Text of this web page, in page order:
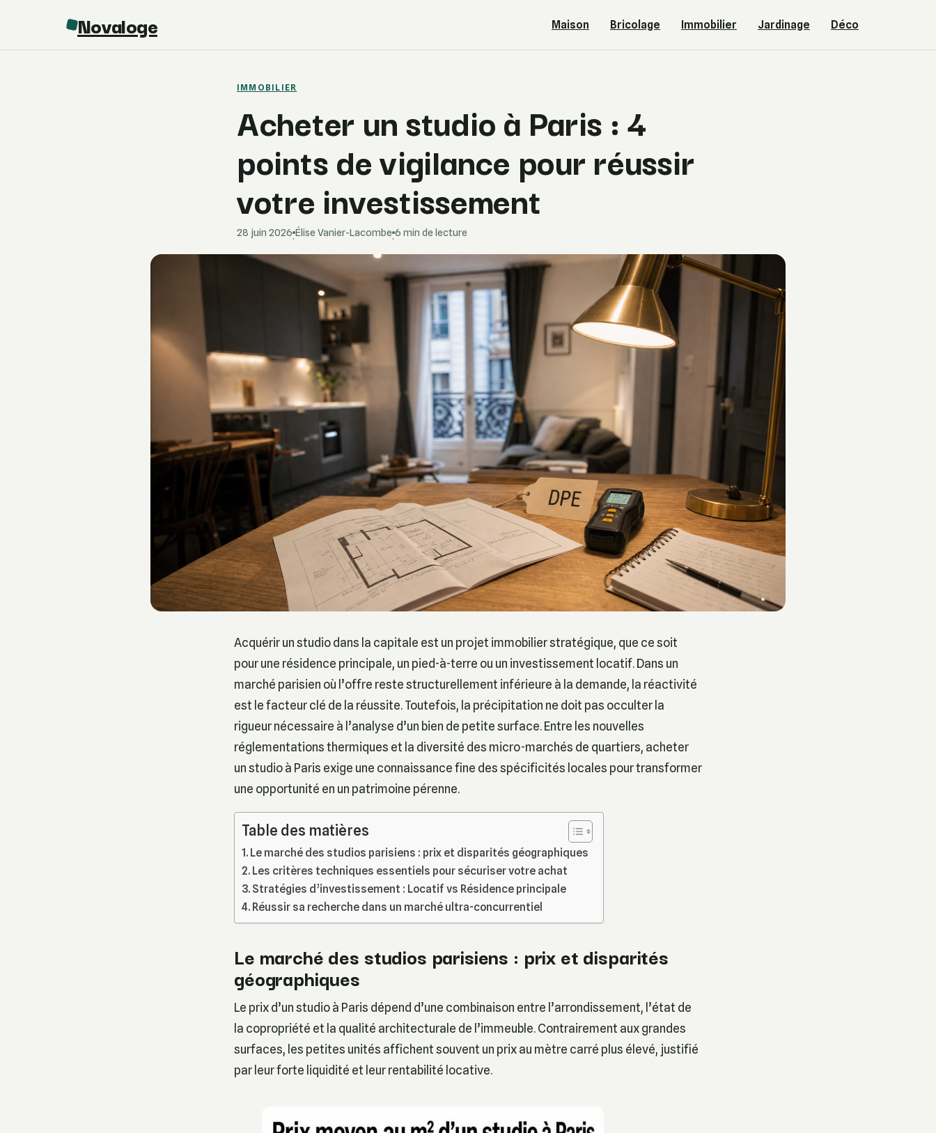
Novaloge Maison Bricolage Immobilier Jardinage Déco
IMMOBILIER
Acheter un studio à Paris : 4
points de vigilance pour réussir
votre investissement
28 juin 2026
·
Élise Vanier-Lacombe
·
6 min de lecture
Acquérir un studio dans la capitale est un projet immobilier stratégique, que ce soit
pour une résidence principale, un pied-à-terre ou un investissement locatif. Dans un
marché parisien où l’offre reste structurellement inférieure à la demande, la réactivité
est le facteur clé de la réussite. Toutefois, la précipitation ne doit pas occulter la
rigueur nécessaire à l’analyse d’un bien de petite surface. Entre les nouvelles
réglementations thermiques et la diversité des micro-marchés de quartiers, acheter
un studio à Paris exige une connaissance fine des spécificités locales pour transformer
une opportunité en un patrimoine pérenne.
Table des matières
Le marché des studios parisiens : prix et disparités géographiques
Les critères techniques essentiels pour sécuriser votre achat
Stratégies d’investissement : Locatif vs Résidence principale
Réussir sa recherche dans un marché ultra-concurrentiel
Le marché des studios parisiens : prix et disparités
géographiques
Le prix d’un studio à Paris dépend d’une combinaison entre l’arrondissement, l’état de
la copropriété et la qualité architecturale de l’immeuble. Contrairement aux grandes
surfaces, les petites unités affichent souvent un prix au mètre carré plus élevé, justifié
par leur forte liquidité et leur rentabilité locative.